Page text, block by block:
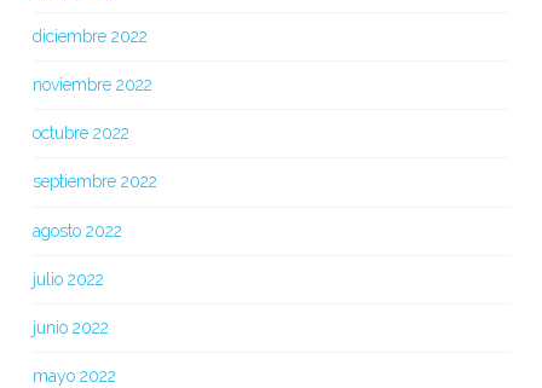
diciembre 2022
noviembre 2022
octubre 2022
septiembre 2022
agosto 2022
julio 2022
junio 2022
mayo 2022